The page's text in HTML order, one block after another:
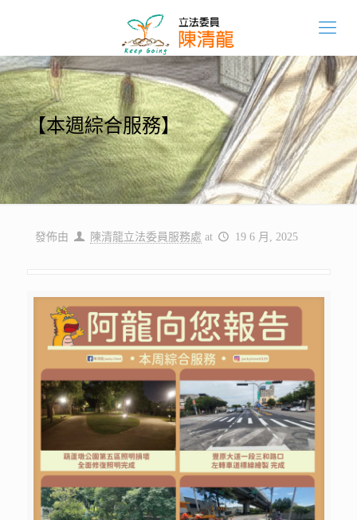
【本週綜合服務】
發佈由 陳清龍立法委員服務處 at 19 6 月, 2025